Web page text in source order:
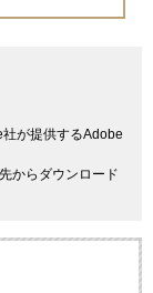
が提供するAdobe
からダウンロード